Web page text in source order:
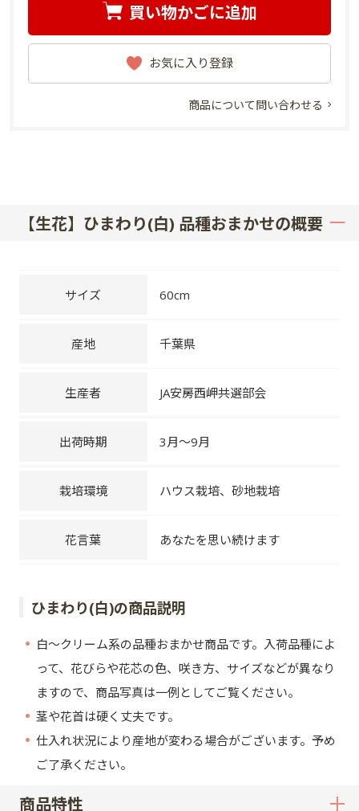
商品特性
買い物かごに追加
お気に入り登録
商品について問い合わせる
【生花】ひまわり(白) 品種おまかせの概要
サイズ 60cm
産地 千葉県
生産者 JA安房西岬共選部会
出荷時期 3月～9月
栽培環境 ハウス栽培、砂地栽培
花言葉 あなたを思い続けます
ひまわり(白)の商品説明
白～クリーム系の品種おまかせ商品です。入荷品種によ
って、花びらや花芯の色、咲き方、サイズなどが異なり
ますので、商品写真は一例としてご覧ください。
茎や花首は硬く丈夫です。
仕入れ状況により産地が変わる場合がございます。予め
ご了承ください。